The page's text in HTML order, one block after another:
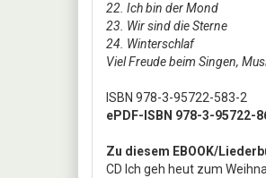
22. Ich bin der Mond
23. Wir sind die Sterne
24. Winterschlaf
Viel Freude beim Singen,
ISBN 978-3-95722-583-2
ePDF-ISBN 978-3-95722-
Zu diesem EBOOK/
CD Ich geh heut zum